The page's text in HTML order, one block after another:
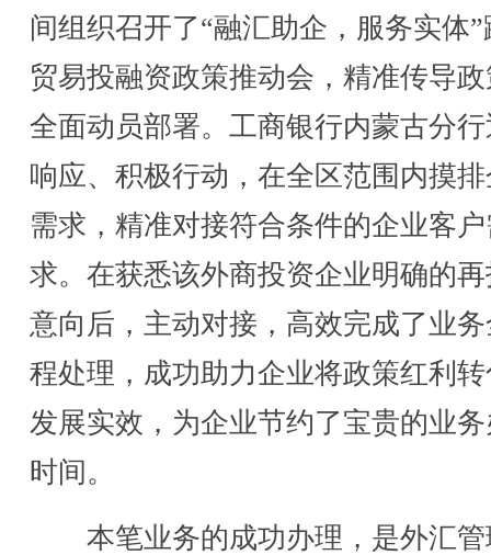
间组织召开了“融汇助企，服务实体”
贸易投融资政策推动会，精准传导
全面动员部署。工商银行内蒙古分
响应、积极行动，在全区范围内摸
需求，精准对接符合条件的企业客
求。在获悉该外商投资企业明确的
意向后，主动对接，高效完成了业
程处理，成功助力企业将政策红利
发展实效，为企业节约了宝贵的业
时间。
本笔业务的成功办理，是外汇管